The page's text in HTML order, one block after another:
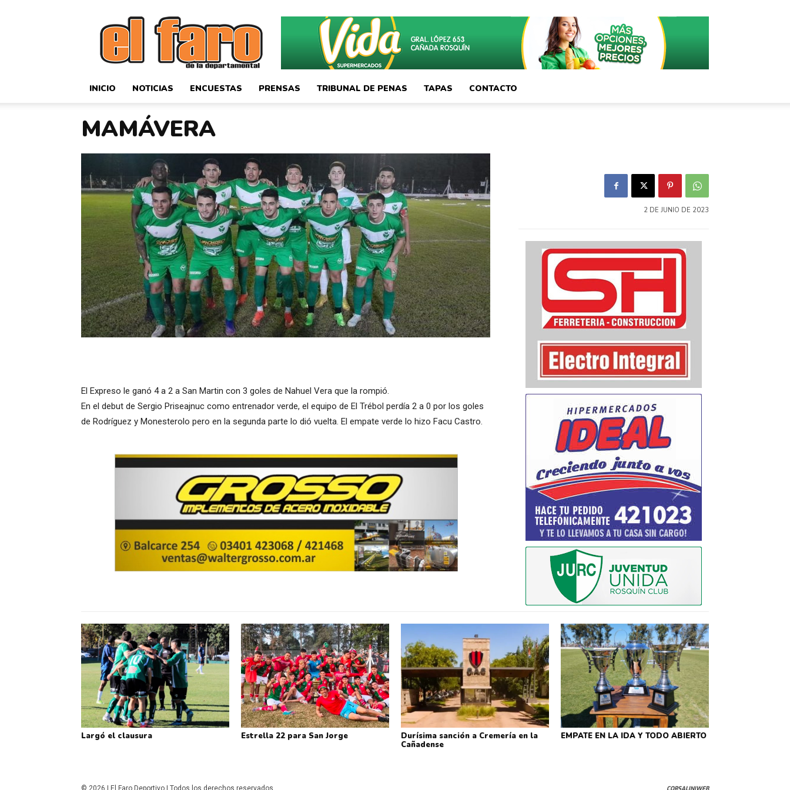
El
Faro
Deportivo
INICIO NOTICIAS ENCUESTAS PRENSAS TRIBUNAL DE PENAS TAPAS CONTACTO
MAMÁVERA
El Expreso le ganó 4 a 2 a San Martin con 3 goles de Nahuel Vera que la rompió.
En el debut de Sergio Priseajnuc como entrenador verde, el equipo de El Trébol perdía 2 a 0 por los goles
de Rodríguez y Monesterolo pero en la segunda parte lo dió vuelta. El empate verde lo hizo Facu Castro.
2 DE JUNIO DE 2023
Largó el clausura Estrella 22 para San Jorge
Durísima sanción a Cremería en la
Cañadense
EMPATE EN LA IDA Y TODO ABIERTO
CORSALINIWEB
© 2026 | El Faro Deportivo | Todos los derechos reservados